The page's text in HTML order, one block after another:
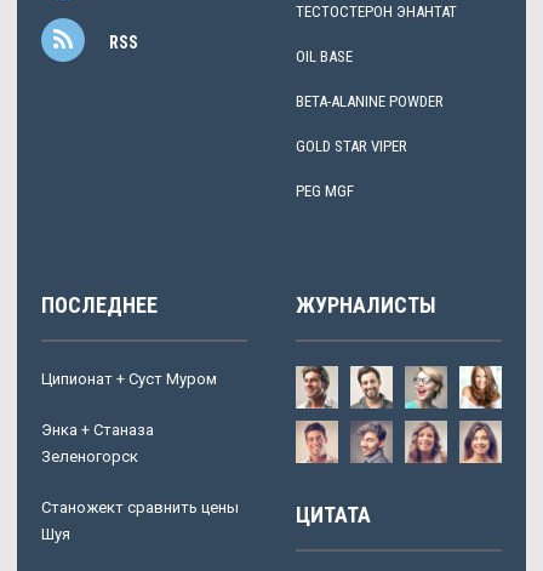
RSS
ТЕСТОСТЕРОН ЭНАНТАТ
OIL BASE
BETA-ALANINE POWDER
GOLD STAR VIPER
PEG MGF
ПОСЛЕДНЕЕ
Ципионат + Суст Муром
Энка + Станаза
Зеленогорск
Станожект сравнить цены
Шуя
ЖУРНАЛИСТЫ
ЦИТАТА